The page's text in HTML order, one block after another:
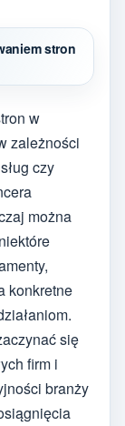
stron
w
zależności
czy
można
konkretne
się
firm i
branży